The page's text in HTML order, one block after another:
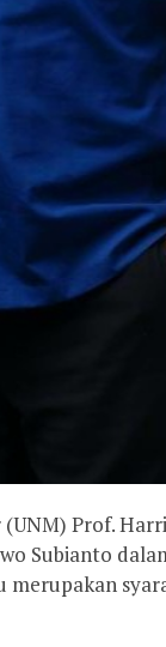
(UNM) Prof.
Subianto
merupakan